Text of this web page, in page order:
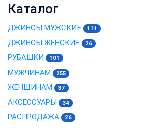
Каталог
ДЖИНСЫ МУЖСКИЕ 111
ДЖИНСЫ ЖЕНСКИЕ 26
РУБАШКИ 101
МУЖЧИНАМ 255
ЖЕНЩИНАМ 37
АКСЕССУАРЫ 34
РАСПРОДАЖА 26